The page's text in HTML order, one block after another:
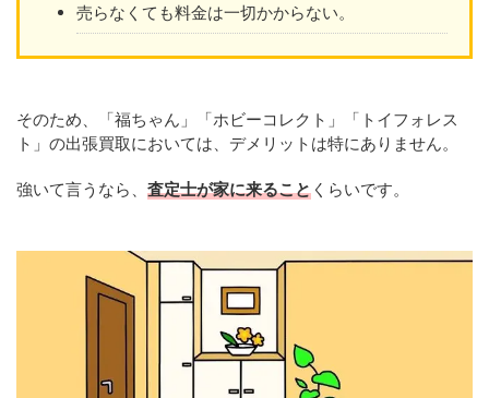
売らなくても料金は一切かからない。
そのため、「福ちゃん」「ホビーコレクト」「トイフォレス
ト」の出張買取においては、デメリットは特にありません。
強いて言うなら、 査定士が家に来ること くらいです。